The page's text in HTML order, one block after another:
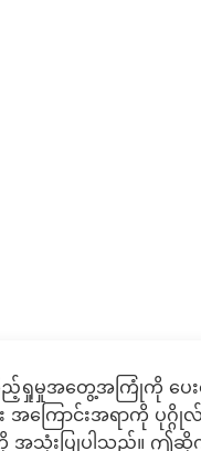
ည့်ရှုမှုအတွေ့အကြုံကို ပေ
အကြောင်းအရာကို ပုဂ္
အသုံးပြုပါသည်။ ဤဆို